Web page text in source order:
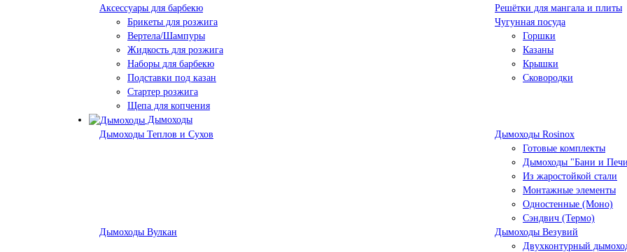
Аксессуары для барбекю
Брикеты для розжига
Вертела/Шампуры
Жидкость для розжига
Наборы для барбекю
Подставки под казан
Стартер розжига
Щепа для копчения
Решётки для мангала и плиты
Чугунная посуда
Горшки
Казаны
Крышки
Сковородки
Дымоходы
Дымоходы Теплов и Сухов
Дымоходы Rosinox
Готовые комплекты
Дымоходы "Бани и
Из жаростойкой стали
Монтажные элементы
Одностенные (Моно)
Сэндвич (Термо)
Дымоходы Вулкан
Дымоходы Везувий
Двухконтурный